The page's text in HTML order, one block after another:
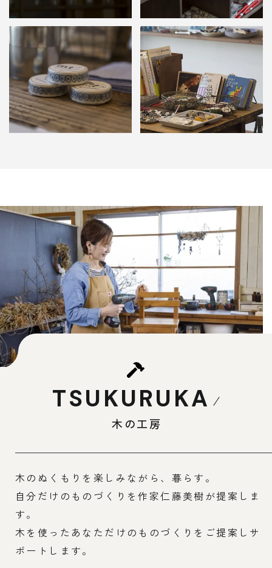
TSUKURUKA
木の工房
木のぬくもりを楽しみながら、暮らす。
自分だけのものづくりを作家仁藤美樹が提案しま
す。
木を使ったあなただけのものづくりをご提案しサ
ポートします。